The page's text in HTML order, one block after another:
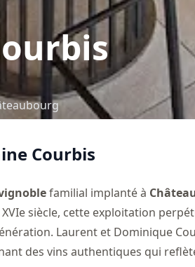
Courbis
familial implanté à
XVIe siècle, cette exploitation
Laurent et Dominique
des vins authentiques qui